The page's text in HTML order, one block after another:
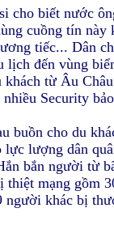
cho biết nước
cuồng tín
tiếc... Dân
đến vùng
từ Âu
Security
buồn cho du
lượng dân
bắn người từ
thiệt mạng gồm
khác bị